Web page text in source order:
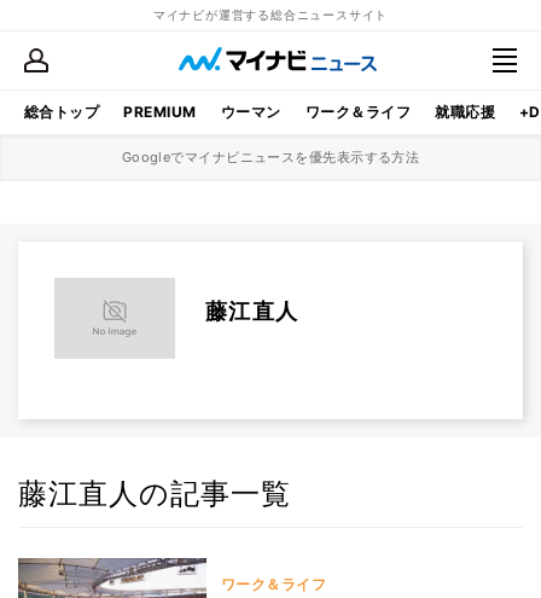
マイナビが運営する総合ニュースサイト
総合トップ PREMIUM ウーマン ワーク＆ライフ 就職応援
Googleでマイナビニュースを優先表示する方法
藤江直人
藤江直人の記事一覧
ワーク＆ライフ